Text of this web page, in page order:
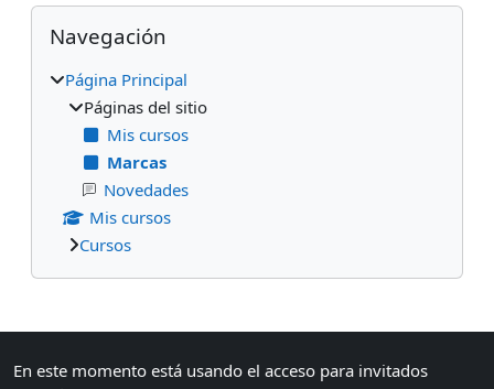
Bloques
Salta Navegación
Navegación
Página Principal
Páginas del sitio
Mis cursos
Marcas
Novedades
Mis cursos
Cursos
Bloques suplementarios
En este momento está usando el acceso para invitados